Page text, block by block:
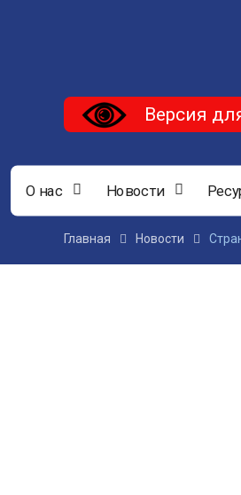
Версия
О нас Новости
Главная Новости